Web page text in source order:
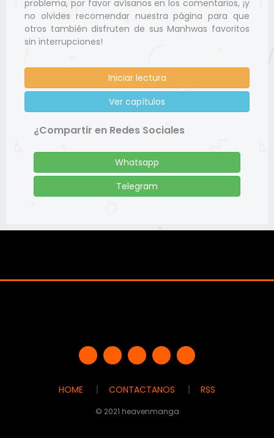
problema, por favor avísanos en los comentarios, ¡y
no olvides recomendar nuestra página para que
otros también disfruten de sus Manhwas favoritos
sin interrupciones!
Iniciar lectura
Ver capítulos
¿Compartir en Redes Sociales
Whatsapp
Telegram
HOME CONTACTANOS RSS
© 2021 heavenmanga